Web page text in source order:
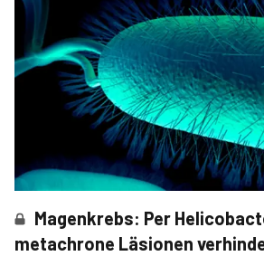
Magenkrebs: Per
metachrone Läsionen